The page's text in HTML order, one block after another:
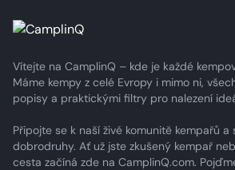
Vítejte na CamplinQ – kde je každé
Máme kempy z celé Evropy i mimo ni,
popisy a praktickými filtry pro nalezení
Připojte se k naší živé komunitě kempařů
dobrodruhy. Ať už jste zkušený kempař
cesta začíná zde na CamplinQ.com.